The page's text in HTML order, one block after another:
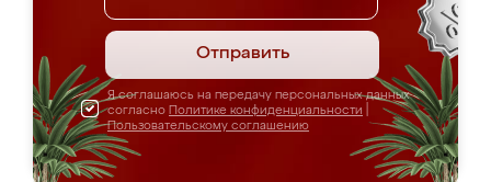
Отправить
Я соглашаюсь на передачу персональных данных
согласно Политике конфиденциальности
Пользовательскому соглашению